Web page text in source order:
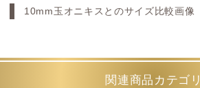
10mm玉オニキスとのサイズ比較画像
関連商品カテゴリ